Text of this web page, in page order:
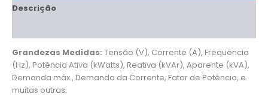
Descrição
Grandezas Medidas: Tensão (V), Corrente (A), Frequência
(Hz), Potência Ativa (kWatts), Reativa (kVAr), Aparente (kVA),
Demanda máx., Demanda da Corrente, Fator de Potência, e
muitas outras.